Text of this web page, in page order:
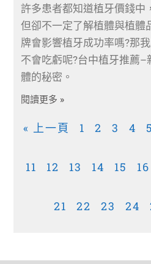
許多患者都知道植牙價錢中
但卻不一定了解植體與植體
牌會影響植牙成功率嗎?那
不會吃虧呢?台中植牙推薦
體的秘密。
閱讀更多 »
« 上一頁 1 2 3 4 5
11 12 13 14 15 16
21 22 23 24